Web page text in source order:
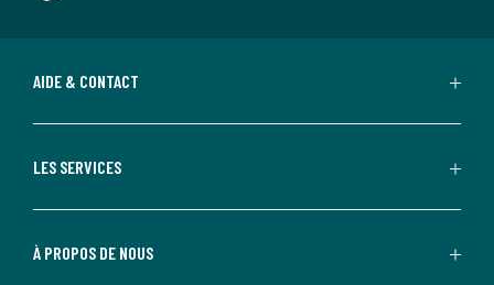
AIDE & CONTACT
LES SERVICES
À PROPOS DE NOUS